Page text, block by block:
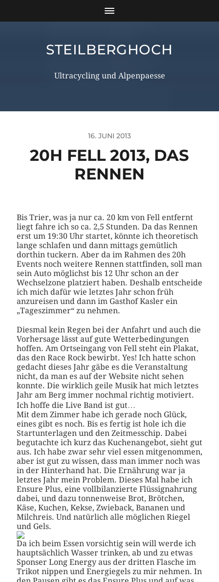
STEILBERGHOCH
Ultracycling und Alpenpaesse
16. JUNI 2013
20H FELL 2013, DAS
RENNEN
Bis Trier, was ja nur ca. 20 km von Fell entfernt
liegt fahre ich so ca. 2,5 Stunden. Da das Rennen
erst um 19:30 Uhr startet, könnte ich theoretisch
lange schlafen und dann mittags gemütlich
dorthin tuckern. Aber da im Rahmen des 20h
Events noch weitere Rennen stattfinden, soll man
sein Auto möglichst bis 12 Uhr schon an der
Wechselzone platziert haben. Deshalb entscheide
ich mich dafür wie letztes Jahr schon früh
anzureisen und dann im Gasthof Kasler ein
„Tageszimmer“ zu nehmen.
Diesmal kein Regen bei der Anfahrt und auch die
Vorhersage lässt auf gute Wetterbedingungen
hoffen. Am Ortseingang von Fell steht ein Plakat,
das den Race Rock bewirbt. Yes! Ich hatte schon
gedacht dieses Jahr gäbe es die Veranstaltung
nicht, da man es auf der Website nicht sehen
konnte. Die wirklich geile Musik hat mich letztes
Jahr am Berg immer nochmal richtig motiviert.
Ich hoffe die Live Band ist gut…
Mit dem Zimmer habe ich gerade noch Glück,
eines gibt es noch. Bis es fertig ist hole ich die
Startunterlagen und den Zeitmesschip. Dabei
begutachte ich kurz das Kuchenangebot, sieht gut
aus. Ich habe zwar sehr viel essen mitgenommen,
aber ist gut zu wissen, dass man immer noch was
in der Hinterhand hat. Die Ernährung war ja
letztes Jahr mein Problem. Dieses Mal habe ich
Ensure Plus, eine vollbilanzierte Flüssignahrung
dabei, und dazu tonnenweise Brot, Brötchen,
Käse, Kuchen, Kekse, Zwieback, Bananen und
Milchreis. Und natürlich alle möglichen Riegel
und Gels.
Da ich beim Essen vorsichtig sein will werde ich
hauptsächlich Wasser trinken, ab und zu etwas
Sponser Long Energy aus der dritten Flasche im
Trikot nippen und Energiegels zu mir nehmen. In